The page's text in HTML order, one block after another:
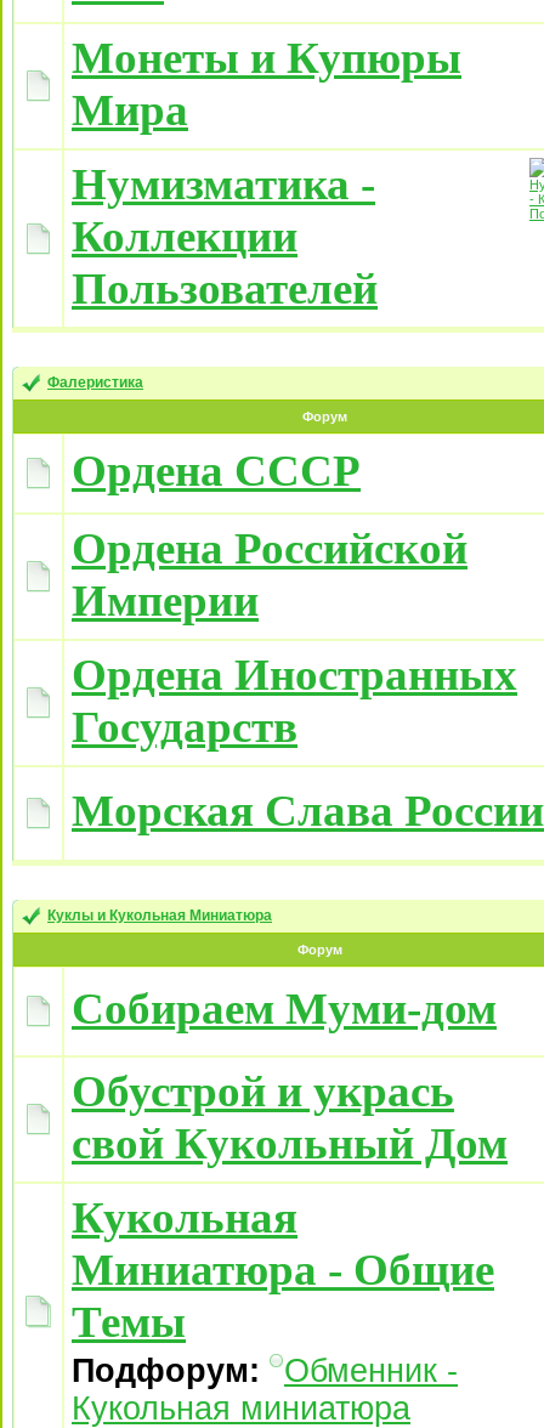
Монеты и Купюры
Мира
Нумизматика -
Коллекции
Пользователей
Фалеристика
Форум
Ордена СССР
Ордена Российской
Империи
Ордена Иностранных
Государств
Морская Слава России
Куклы и Кукольная Миниатюра
Форум
Собираем Муми-дом
Обустрой и укрась
свой Кукольный Дом
Кукольная
Миниатюра - Общие
Темы
Подфорум:
Обменник -
Кукольная миниатюра